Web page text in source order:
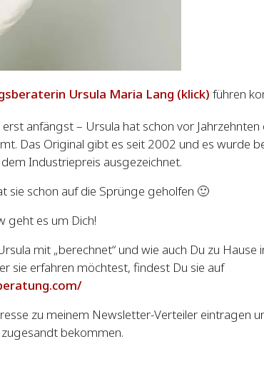
Ursula Maria Lang (klick) führen
anfängst – Ursula hat schon vor Jahrzehnten
Das Original gibt es seit 2002 und es wurde
Industriepreis ausgezeichnet.
sie schon auf die Sprünge geholfen 🙂
geht es um Dich!
mit „berechnet“ und wie auch Du zu Hause
sie erfahren möchtest, findest Du sie auf
zu meinem Newsletter-Verteiler eintragen
bekommen.